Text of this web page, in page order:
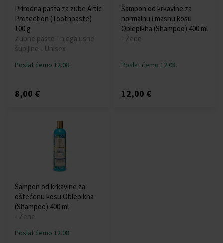
Prirodna pasta za zube Artic
Protection (Toothpaste)
100 g
Zubne paste - njega usne
šupljine - Unisex
Poslat ćemo 12.08.
8,00 €
Šampon od krkavine za
normalnu i masnu kosu
Oblepikha (Shampoo) 400 ml
- Žene
Poslat ćemo 12.08.
12,00 €
Šampon od krkavine za
oštećenu kosu Oblepikha
(Shampoo) 400 ml
- Žene
Poslat ćemo 12.08.